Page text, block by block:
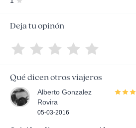
Deja tu opinón
Qué dicen otros viajeros
Alberto Gonzalez
Rovira
05-03-2016